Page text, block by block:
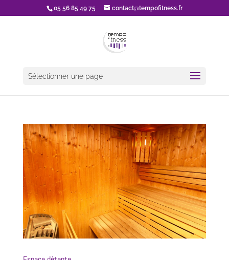
05 56 85 49 75 contact@tempofitness.fr
Sélectionner une page